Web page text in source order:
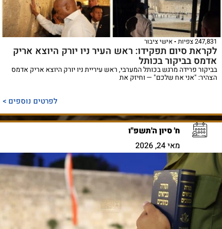
247,831 צפיות אישי ציבור
לקראת סיום תפקידו: ראש העיר ניו יורק היוצא אריק
אדמס בביקור בכותל
בביקור פרידה מרגש בכותל המערבי, ראש עיריית ניו יורק היוצא אריק אדמס
הצהיר: "אני אח שלכם" — וחיזק את
לפרטים נוספים >
ח' סיון ה'תשפ"ו
מאי 24, 2026